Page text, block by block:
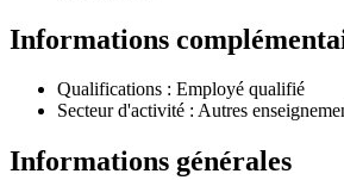
Informations
Qualifications : Employé qualifié
Secteur d'activité : Autres
Informations générales